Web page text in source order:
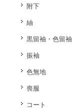
附下
紬
黒留袖・色留袖
振袖
色無地
喪服
コート